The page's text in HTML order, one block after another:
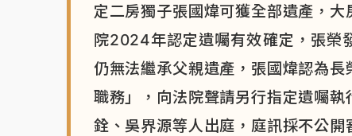
定二房獨子張國煒可獲全部遺產，
院2024年認定遺囑有效確定，張榮
仍無法繼承父親遺產，張國煒認為
職務」，向法院聲請另行指定遺囑
銓、吳界源等人出庭，庭訊採不公